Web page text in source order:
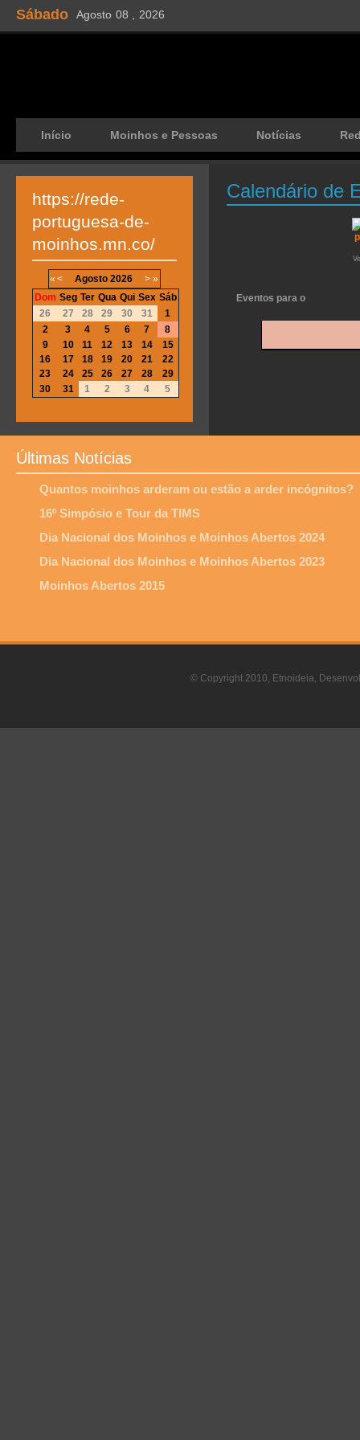
Sábado Agosto 08 , 2026
Início Moinhos e Pessoas Notícias
Calendário de
Eventos para o
https://rede-
portuguesa-de-
moinhos.mn.co/
« < Agosto 2026 > »
Dom Seg Ter Qua Qui Sex Sáb
26
27 28 29 30 31
1
2
3 4 5 6 7
8
9
10 11 12 13 14
15
16
17 18 19 20 21
22
23
24 25 26 27 28
29
30
31 1 2 3 4 5
Últimas Notícias
Quantos moinhos arderam ou estão a arder incógnitos?
16º Simpósio e Tour da TIMS
Dia Nacional dos Moinhos e Moinhos Abertos 2024
Dia Nacional dos Moinhos e Moinhos Abertos 2023
Moinhos Abertos 2015
© Copyright 2010, Etnoideia,